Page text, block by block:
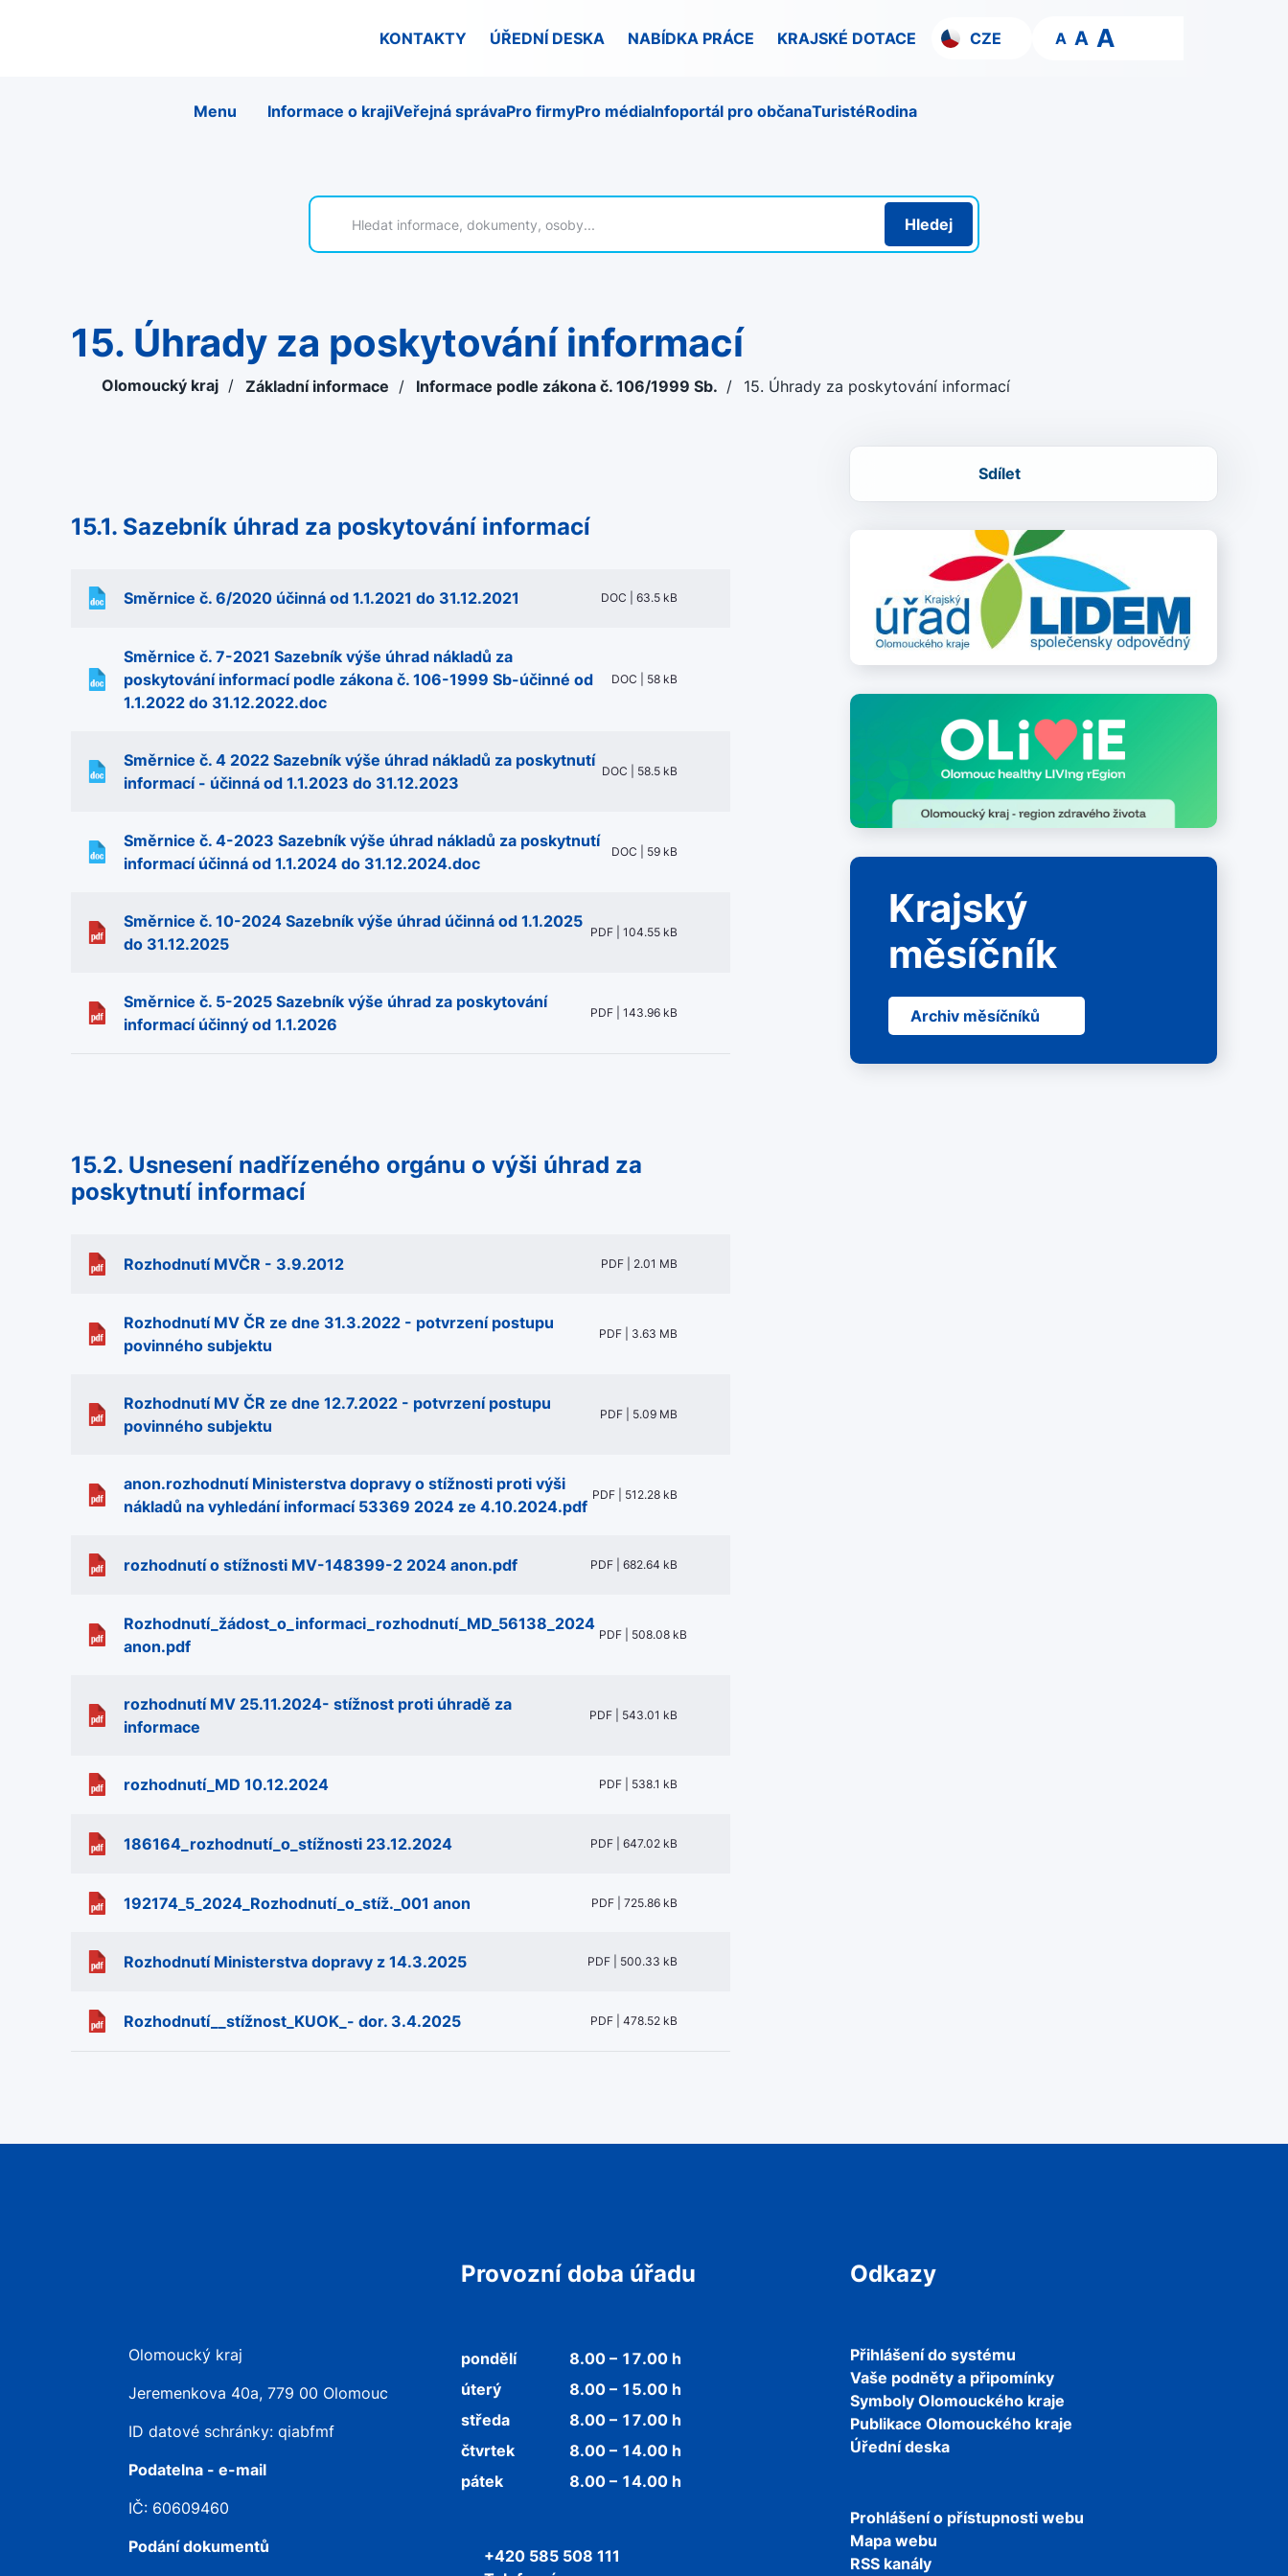
KONTAKTY ÚŘEDNÍ DESKA NABÍDKA PRÁCE KRAJSKÉ DOTACE CZE A A A
Menu Informace o krajiVeřejná správaPro firmyPro médiaInfoportál pro občanaTuristéRodina
Hledej
15. Úhrady za poskytování informací
Olomoucký kraj / Základní informace / Informace podle zákona č. 106/1999 Sb. / 15. Úhrady za poskytování informací
15.1. Sazebník úhrad za poskytování informací
Směrnice č. 6/2020 účinná od 1.1.2021 do 31.12.2021 DOC | 63.5 kB
Směrnice č. 7-2021 Sazebník výše úhrad nákladů za
poskytování informací podle zákona č. 106-1999 Sb-účinné od
1.1.2022 do 31.12.2022.doc
DOC | 58 kB
Směrnice č. 4 2022 Sazebník výše úhrad nákladů za poskytnutí
informací - účinná od 1.1.2023 do 31.12.2023
DOC | 58.5 kB
Směrnice č. 4-2023 Sazebník výše úhrad nákladů za poskytnutí
informací účinná od 1.1.2024 do 31.12.2024.doc
DOC | 59 kB
Směrnice č. 10-2024 Sazebník výše úhrad účinná od 1.1.2025
do 31.12.2025
PDF | 104.55 kB
Směrnice č. 5-2025 Sazebník výše úhrad za poskytování
informací účinný od 1.1.2026
PDF | 143.96 kB
15.2. Usnesení nadřízeného orgánu o výši úhrad za
poskytnutí informací
Rozhodnutí MVČR - 3.9.2012 PDF | 2.01 MB
Rozhodnutí MV ČR ze dne 31.3.2022 - potvrzení postupu
povinného subjektu
PDF | 3.63 MB
Rozhodnutí MV ČR ze dne 12.7.2022 - potvrzení postupu
povinného subjektu
PDF | 5.09 MB
anon.rozhodnutí Ministerstva dopravy o stížnosti proti výši
nákladů na vyhledání informací 53369 2024 ze 4.10.2024.pdf
PDF | 512.28 kB
rozhodnutí o stížnosti MV-148399-2 2024 anon.pdf PDF | 682.64 kB
Rozhodnutí_žádost_o_informaci_rozhodnutí_MD_56138_2024
anon.pdf
PDF | 508.08 kB
rozhodnutí MV 25.11.2024- stížnost proti úhradě za
informace
PDF | 543.01 kB
rozhodnutí_MD 10.12.2024 PDF | 538.1 kB
186164_rozhodnutí_o_stížnosti 23.12.2024 PDF | 647.02 kB
192174_5_2024_Rozhodnutí_o_stíž._001 anon PDF | 725.86 kB
Rozhodnutí Ministerstva dopravy z 14.3.2025 PDF | 500.33 kB
Rozhodnutí__stížnost_KUOK_- dor. 3.4.2025 PDF | 478.52 kB
Sdílet
Krajský
měsíčník
Archiv měsíčníků
Olomoucký kraj
Jeremenkova 40a, 779 00 Olomouc
ID datové schránky: qiabfmf
Podatelna - e-mail
IČ: 60609460
Podání dokumentů
Provozní doba úřadu
pondělí
8.00 – 17.00 h
úterý
8.00 – 15.00 h
středa
8.00 – 17.00 h
čtvrtek
8.00 – 14.00 h
pátek
8.00 – 14.00 h
+420 585 508 111
Odkazy
Přihlášení do systému
Vaše podněty a připomínky
Symboly Olomouckého kraje
Publikace Olomouckého kraje
Úřední deska
Prohlášení o přístupnosti webu
Mapa webu
RSS kanály